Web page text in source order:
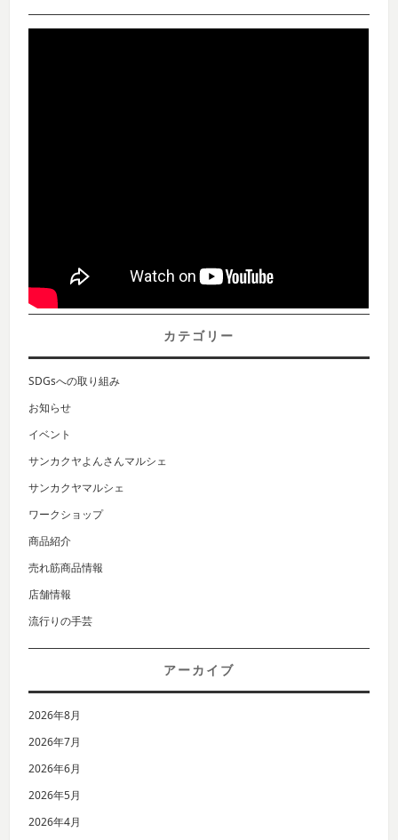
カテゴリー
SDGsへの取り組み
お知らせ
イベント
サンカクヤよんさんマルシェ
サンカクヤマルシェ
ワークショップ
商品紹介
売れ筋商品情報
店舗情報
流行りの手芸
アーカイブ
2026年8月
2026年7月
2026年6月
2026年5月
2026年4月